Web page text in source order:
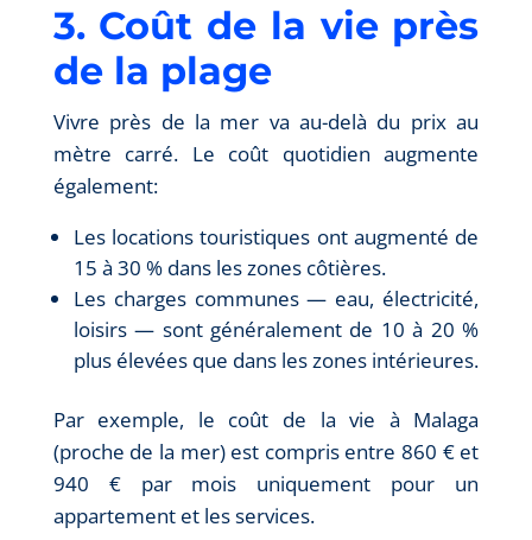
3. Coût de la vie près
de la plage
Vivre près de la mer va au-delà du prix au
mètre carré. Le coût quotidien augmente
également:
Les locations touristiques ont augmenté de
15 à 30 % dans les zones côtières.
Les charges communes — eau, électricité,
loisirs — sont généralement de 10 à 20 %
plus élevées que dans les zones intérieures.
Par exemple, le coût de la vie à Malaga
(proche de la mer) est compris entre 860 € et
940 € par mois uniquement pour un
appartement et les services.